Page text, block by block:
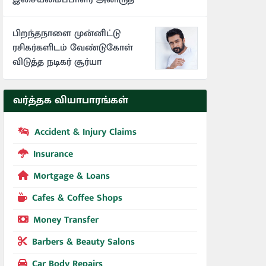
பிறந்தநாளை முன்னிட்டு
ரசிகர்களிடம் வேண்டுகோள்
விடுத்த நடிகர் சூர்யா
வர்த்தக வியாபாரங்கள்
Accident & Injury Claims
Insurance
Mortgage & Loans
Cafes & Coffee Shops
Money Transfer
Barbers & Beauty Salons